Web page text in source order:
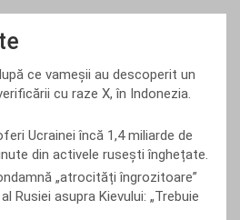
ce vameșii au descoperit un
cu raze X, în Indonezia.
Ucrainei încă 1,4 miliarde de
din activele rusești înghețate.
„atrocități îngrozitoare”
Rusiei asupra Kievului: „Trebuie